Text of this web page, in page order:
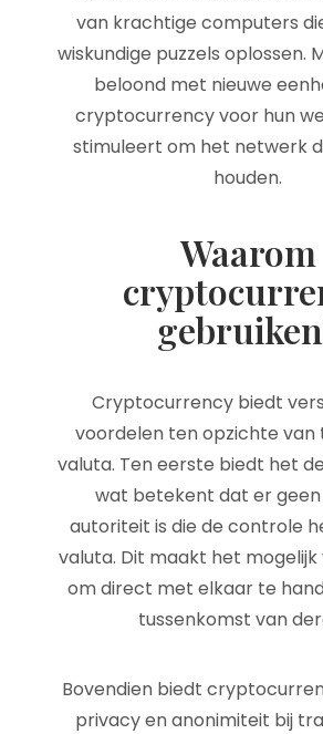
van krachtige computers
wiskundige puzzels oplossen.
beloond met nieuwe
cryptocurrency voor hun
stimuleert om het netwerk
houden.
Waarom
Cryptocurrency biedt
voordelen ten opzichte van
valuta. Ten eerste biedt het
wat betekent dat er
autoriteit is die de controle
valuta. Dit maakt het
om direct met elkaar te
tussenkomst van
Bovendien biedt
privacy en anonimiteit bij